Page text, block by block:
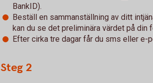
BankID).
Beställ en sammanställning av ditt
kan du se det preliminära värdet på
Efter cirka tre dagar får du sms eller e-
Steg 2